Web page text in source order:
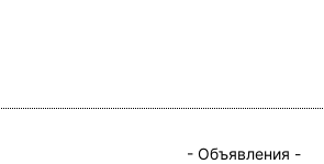
- Объявления -